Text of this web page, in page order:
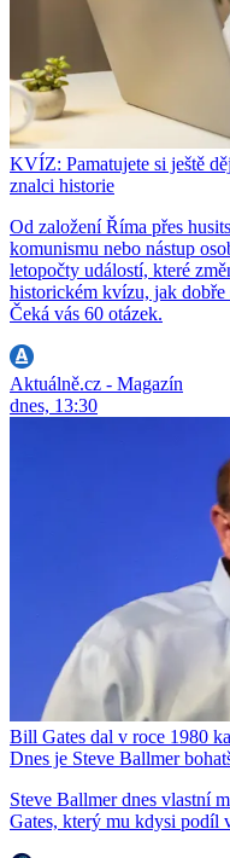
KVÍZ: Pamatujete si ještě
znalci historie
Od založení Říma přes
komunismu nebo nástup
letopočty událostí, které
historickém kvízu, jak
Čeká vás 60 otázek.
Aktuálně.cz - Magazín
dnes, 13:30
Bill Gates dal v roce 1980
Dnes je Steve Ballmer
Steve Ballmer dnes vlastní
Gates, který mu kdysi podíl